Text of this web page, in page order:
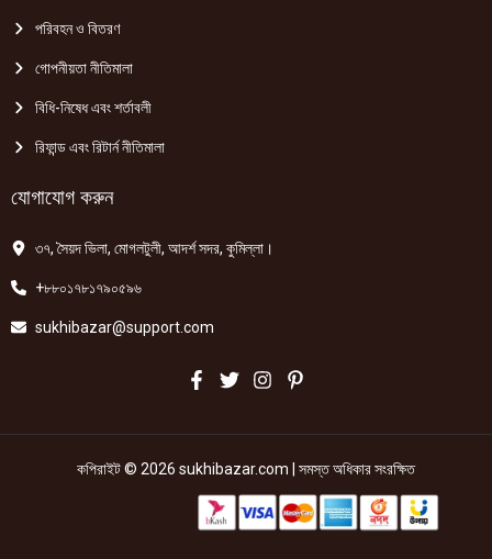
পরিবহন ও বিতরণ
গোপনীয়তা নীতিমালা
বিধি-নিষেধ এবং শর্তাবলী
রিফান্ড এবং রিটার্ন নীতিমালা
যোগাযোগ করুন
৩৭, সৈয়দ ভিলা, মোগলটুলী, আদর্শ সদর, কুমিল্লা।
+৮৮০১৭৮১৭৯০৫৯৬
sukhibazar@support.com
কপিরাইট © 2026 sukhibazar.com | সমস্ত অধিকার সংরক্ষিত